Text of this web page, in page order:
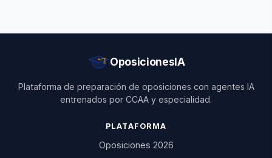
OposicionesIA
Plataforma de preparación de oposiciones con agentes IA
entrenados por CCAA y especialidad.
PLATAFORMA
Oposiciones 2026